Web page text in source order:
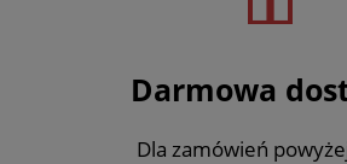
Darmowa
Dla zamówień